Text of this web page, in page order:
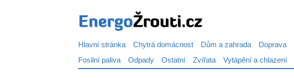
Hlavní stránka Chytrá domácnost Dům a zahrada Doprava
Fosilní paliva Odpady Ostatní Zvířata Vytápění a chlazení